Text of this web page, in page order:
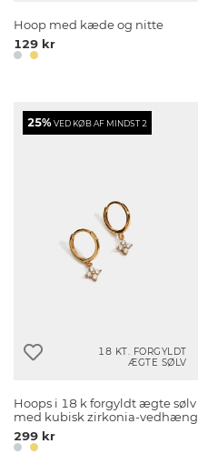
Hoop med kæde og nitte
129 kr
25%VED KØB AF MINDST 2
18 KT. FORGYLDT
ÆGTE SØLV
Hoops i 18 k forgyldt ægte sølv
med kubisk zirkonia-vedhæng
299 kr